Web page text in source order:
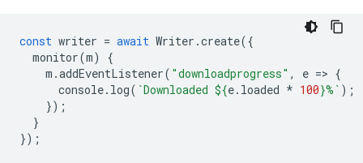
const writer = await Writer .create({
monitor(m)
{
m .addEventListener( "downloadprogress" , e => {
console. log( `Downloaded ${e. loaded * 100}%` );
});
}
});